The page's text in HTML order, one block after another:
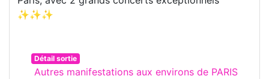
✨✨✨
Détail sortie
Autres manifestations aux environs de PARIS